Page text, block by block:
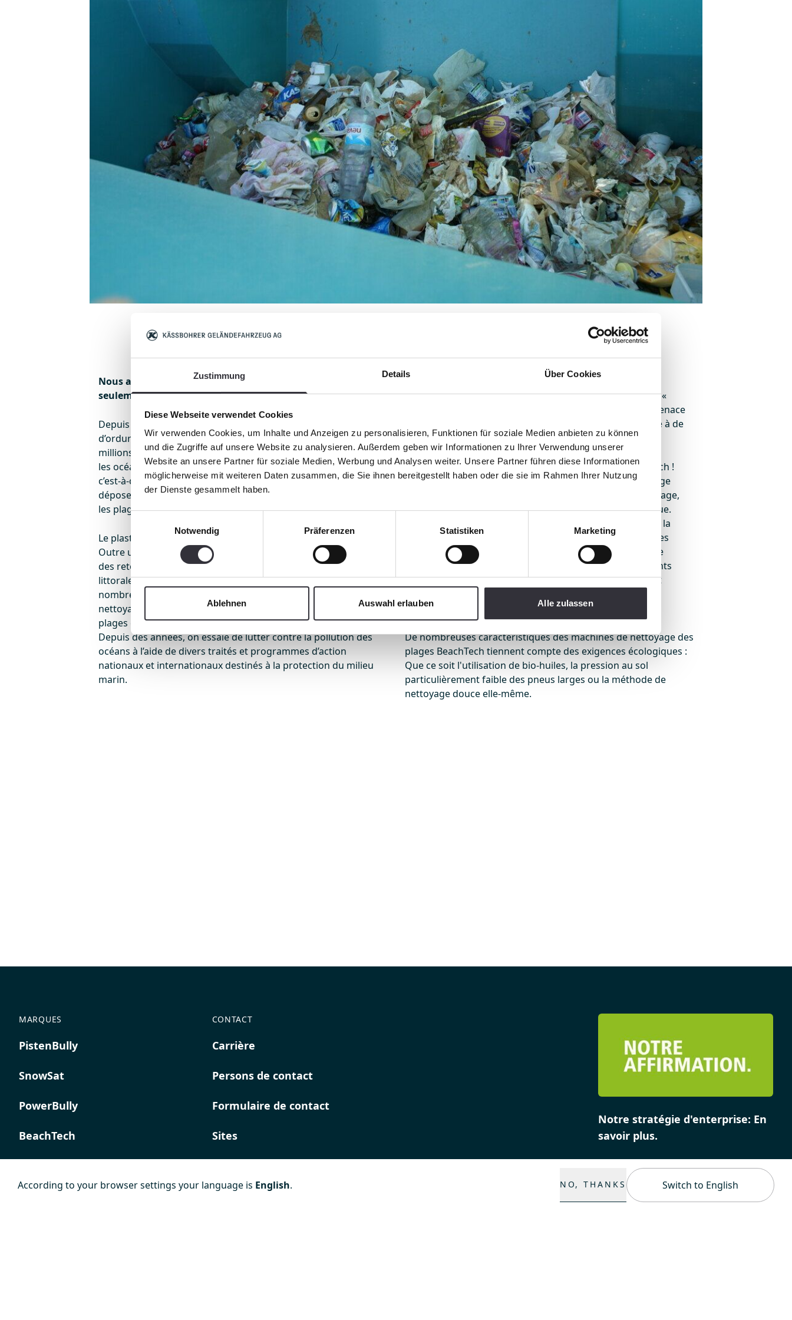
Zustimmung Details Über Cookies
Diese Webseite verwendet Cookies
Wir verwenden Cookies, um Inhalte und Anzeigen zu personalisieren, Funktionen für soziale Medien anbieten zu können
und die Zugriffe auf unsere Website zu analysieren. Außerdem geben wir Informationen zu Ihrer Verwendung unserer
Website an unsere Partner für soziale Medien, Werbung und Analysen weiter. Unsere Partner führen diese Informationen
möglicherweise mit weiteren Daten zusammen, die Sie ihnen bereitgestellt haben oder die sie im Rahmen Ihrer Nutzung
der Dienste gesammelt haben.
Einwilligungsauswahl
Notwendig
Präferenzen Statistiken Marketing
Ablehnen Auswahl erlauben Alle zulassen
Nous avons affaire à un désastre en matière d’ordures. Pas
seulement en mer.
Depuis des décennies, la nature fait sciemment office de dépôt
d’ordures, et cela à tort. Suivant l’estimation, de quatre à 13
millions de tonnes de plastique atterrissent chaque année dans
les océans. La majeure partie est constituée de microplastiques,
c’est-à-dire du plastique décomposé en petites particules qui se
dépose à un moment ou à un autre au fond des océans ou sur
les plages. Une fois en mer, les déchets plastiques y restent.
Le plastique a une durée de vie pouvant aller jusqu’à 1 000 ans !
Outre un risque notoire pour la santé humaine et animale, il a
des retombées économiques importantes pour les communes
littorales, le tourisme, la navigation maritime et la pêche. De
nombreux millions d’euros sont octroyés année après année au
nettoyage de ports de côtes et de plages. Le nettoyage des
plages est à la charge des communes locales concernées.
Depuis des années, on essaie de lutter contre la pollution des
océans à l’aide de divers traités et programmes d’action
nationaux et internationaux destinés à la protection du milieu
marin.
Dans le monde entier, les communes littorales et les
organisations écologiques organisent régulièrement des «
», afin d’attirer l’attention sur la menace
et de débarrasser les plages des ordures, à la main, grâce à de
nombreux volontaires.
C'est là qu'interviennent les nettoyeurs de plage BeachTech !
Grâce à leur technologie innovante, les nettoyeurs de plage
BeachTech ramassent les déchets qui s'échouent sur la plage,
qu'il s'agisse d'algues, de tessons ou de pièces en plastique.
Seule une petite partie des déchets du fond se retrouve à la
surface. La plus grande partie est enfouie dans les couches
supérieures de sable. Grâce à la technologie de nettoyage
brevetée, il est possible d'extraire du mélange de sédiments
même les petits fragments de plastique, qui sont souvent
trouvent.
De nombreuses caractéristiques des machines de nettoyage des
plages BeachTech tiennent compte des exigences écologiques :
Que ce soit l'utilisation de bio-huiles, la pression au sol
particulièrement faible des pneus larges ou la méthode de
nettoyage douce elle-même.
MARQUES
PistenBully
SnowSat
PowerBully
BeachTech
K COMPOSITES
CONTACT
Carrière
Persons de contact
Formulaire de contact
Sites
Notre stratégie d'enterprise: En
savoir plus.
According to your browser settings your language is English. NO, THANKS Switch to English